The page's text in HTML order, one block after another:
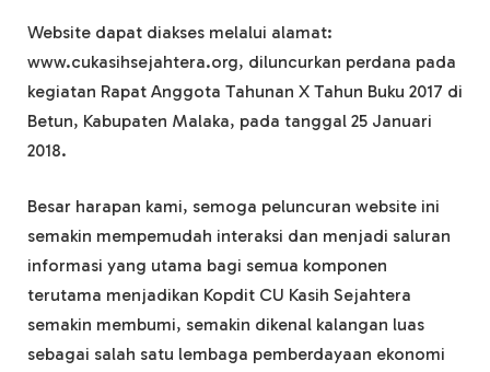
Website dapat diakses melalui alamat:
www.cukasihsejahtera.org, diluncurkan perdana pada
kegiatan Rapat Anggota Tahunan X Tahun Buku 2017 di
Betun, Kabupaten Malaka, pada tanggal 25 Januari
2018.
Besar harapan kami, semoga peluncuran website ini
semakin mempemudah interaksi dan menjadi saluran
informasi yang utama bagi semua komponen
terutama menjadikan Kopdit CU Kasih Sejahtera
semakin membumi, semakin dikenal kalangan luas
sebagai salah satu lembaga pemberdayaan ekonomi